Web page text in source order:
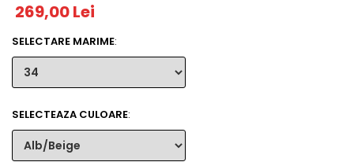
269,00 Lei
SELECTARE MARIME:
SELECTEAZA CULOARE: